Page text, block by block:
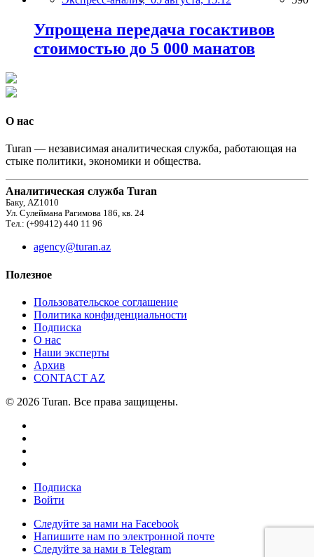
Упрощена передача госактивов
стоимостью до 5 000 манатов
О нас
Turan — независимая аналитическая служба, работающая на
стыке политики, экономики и общества.
Аналитическая служба Turan
Баку, AZ1010
Ул. Сулеймана Рагимова 186, кв. 24
Тел.: (+99412) 440 11 96
agency@turan.az
Полезное
Пользовательское соглашение
Политика конфиденциальности
Подписка
О нас
Наши эксперты
Архив
CONTACT AZ
© 2026 Turan. Все права защищены.
Подписка
Войти
Следуйте за нами на Facebook
Напишите нам по электронной почте
Следуйте за нами в Telegram